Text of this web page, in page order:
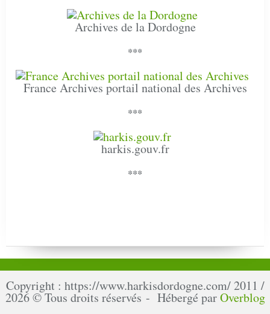
Archives de la Dordogne
***
France Archives portail national des Archives
***
harkis.gouv.fr
***
Copyright : https://www.harkisdordogne.com/ 2011 /
2026 © Tous droits réservés - Hébergé parOverblog